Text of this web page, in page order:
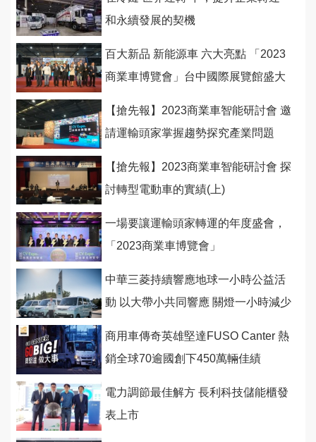
和永續發展的契機
百大新品 新能源車 六大亮點 「2023
商業車博覽會」台中國際展覽館盛大
【搶先報】2023商業車智能研討會 邀
請運輸頭家掌握趨勢探究產業問題
【搶先報】2023商業車智能研討會 探
討轉型電動車的實績(上)
一場要讓運輸頭家轉運的年度盛會，
「2023商業車博覽會」
中華三菱持續響應地球一小時公益活
動 以大帶小共同響應 關燈一小時減少
商用車傳奇英雄堅達FUSO Canter 熱
銷全球70逾國創下450萬輛佳績
電力調節最佳解方 長利科技儲能櫃發
表上市